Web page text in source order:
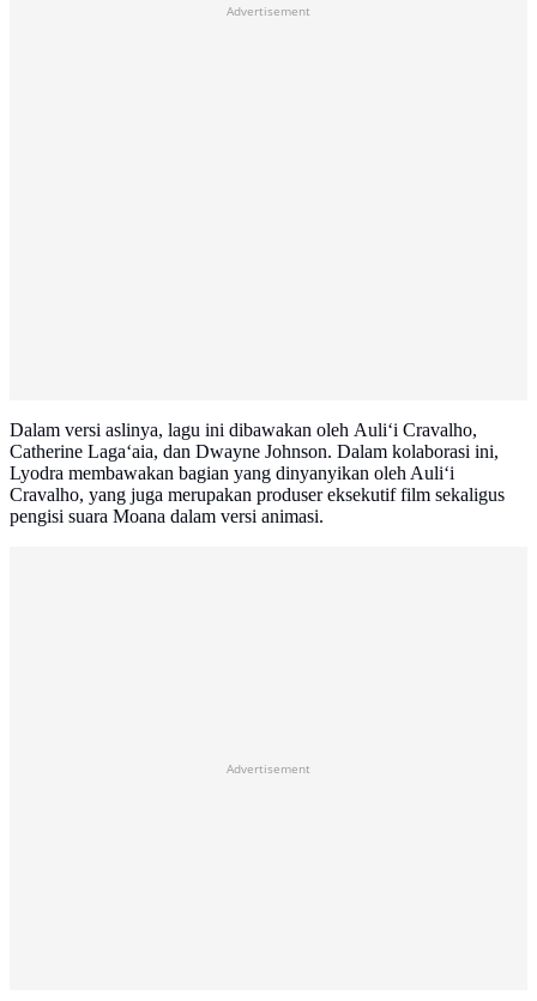
Advertisement
Dalam versi aslinya, lagu ini dibawakan oleh Auliʻi Cravalho,
Catherine Lagaʻaia, dan Dwayne Johnson. Dalam kolaborasi ini,
Lyodra membawakan bagian yang dinyanyikan oleh Auliʻi
Cravalho, yang juga merupakan produser eksekutif film sekaligus
pengisi suara Moana dalam versi animasi.
Advertisement